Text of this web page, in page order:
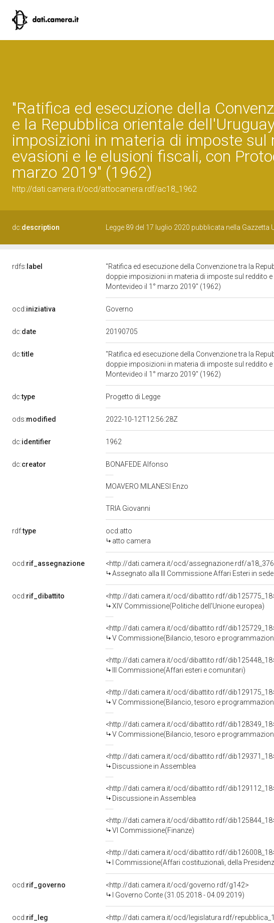
"Ratifica ed esecuzione della
e la Repubblica orientale
imposizioni in materia di imposte sul
evasioni e le elusioni fiscali, con
marzo 2019" (1962)
http://dati.camera.it/ocd/attocamera.rdf/ac18_1962
dc:description Legge 89 del 17 luglio 2020 pubblicata nella
rdfs: label
"Ratifica ed esecuzione della Convenzione tra la
doppie imposizioni in materia di imposte sul reddito
Montevideo il 1° marzo 2019" (1962)
ocd:iniziativa Governo
dc:date 20190705
dc:title
"Ratifica ed esecuzione della Convenzione tra la
doppie imposizioni in materia di imposte sul reddito
Montevideo il 1° marzo 2019" (1962)
dc:type Progetto di Legge
ods:modified 2022-10-12T12:56:28Z
dc:identifier 1962
dc:creator BONAFEDE Alfonso
MOAVERO MILANESI Enzo
TRIA Giovanni
rdf:type
ocd:atto
atto camera
ocd:rif_assegnazione
<http://dati.camera.it/ocd/assegnazione.rdf/
Assegnato alla III Commissione Affari Esteri in
ocd:rif_dibattito
<http://dati.camera.it/ocd/dibattito.rdf/
XIV Commissione(Politiche dell'Unione europea)
<http://dati.camera.it/ocd/dibattito.rdf/
V Commissione(Bilancio, tesoro e
<http://dati.camera.it/ocd/dibattito.rdf/
III Commissione(Affari esteri e comunitari)
<http://dati.camera.it/ocd/dibattito.rdf/
V Commissione(Bilancio, tesoro e
<http://dati.camera.it/ocd/dibattito.rdf/
V Commissione(Bilancio, tesoro e
<http://dati.camera.it/ocd/dibattito.rdf/
Discussione in Assemblea
<http://dati.camera.it/ocd/dibattito.rdf/
Discussione in Assemblea
<http://dati.camera.it/ocd/dibattito.rdf/
VI Commissione(Finanze)
<http://dati.camera.it/ocd/dibattito.rdf/
I Commissione(Affari costituzionali, della
ocd:rif_governo
<http://dati.camera.it/ocd/governo.rdf/g142>
I Governo Conte (31.05.2018 - 04.09.2019)
ocd:rif_leg
<http://dati.camera.it/ocd/legislatura.rdf/